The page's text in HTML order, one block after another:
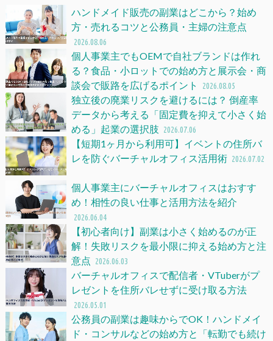
ハンドメイド販売の副業はどこから？始め
方・売れるコツと公務員・主婦の注意点
2026.08.06
個人事業主でもOEMで自社ブランドは作れ
る？食品・小ロットでの始め方と展示会・商
談会で販路を広げるポイント
2026.08.05
独立後の廃業リスクを避けるには？ 倒産率
データから考える「固定費を抑えて小さく始
める」起業の選択肢 2026.07.06
【短期1ヶ月から利用可】イベントの住所バ
レを防ぐバーチャルオフィス活用術 2026.07.02
個人事業主にバーチャルオフィスはおすす
め！相性の良い仕事と活用方法を紹介
2026.06.04
【初心者向け】副業は小さく始めるのが正
解！失敗リスクを最小限に抑える始め方と注
意点 2026.06.03
バーチャルオフィスで配信者・VTuberがプ
レゼントを住所バレせずに受け取る方法
2026.05.01
公務員の副業は趣味からでOK！ハンドメイ
ド・コンサルなどの始め方と「転勤でも続け